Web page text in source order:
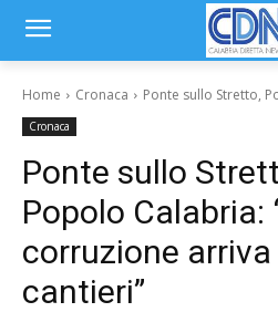
Home Cronaca Ponte sullo Stretto,
Cronaca
Ponte sullo
Popolo Calabria:
corruzione
cantieri”